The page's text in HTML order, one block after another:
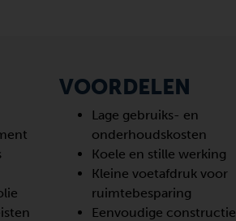
VOORDELEN
Lage gebruiks- en
onderhoudskosten
Koele en stille werking
Kleine voetafdruk voor
ruimtebesparing
Eenvoudige constructie